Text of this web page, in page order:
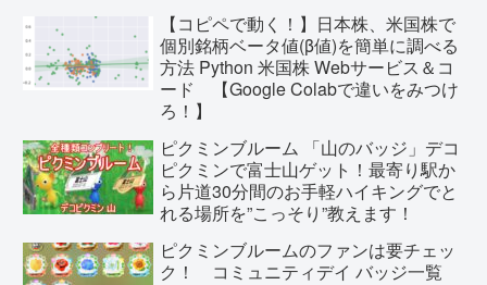
【コピペで動く！】日本株、米国株で
個別銘柄ベータ値(β値)を簡単に調べる
方法 Python 米国株 Webサービス＆コ
ード 【Google Colabで違いをみつけ
ろ！】
ピクミンブルーム 「山のバッジ」デコ
ピクミンで富士山ゲット！最寄り駅か
ら片道30分間のお手軽ハイキングでと
れる場所を”こっそり”教えます！
ピクミンブルームのファンは要チェッ
ク！ コミュニティデイ バッジ一覧